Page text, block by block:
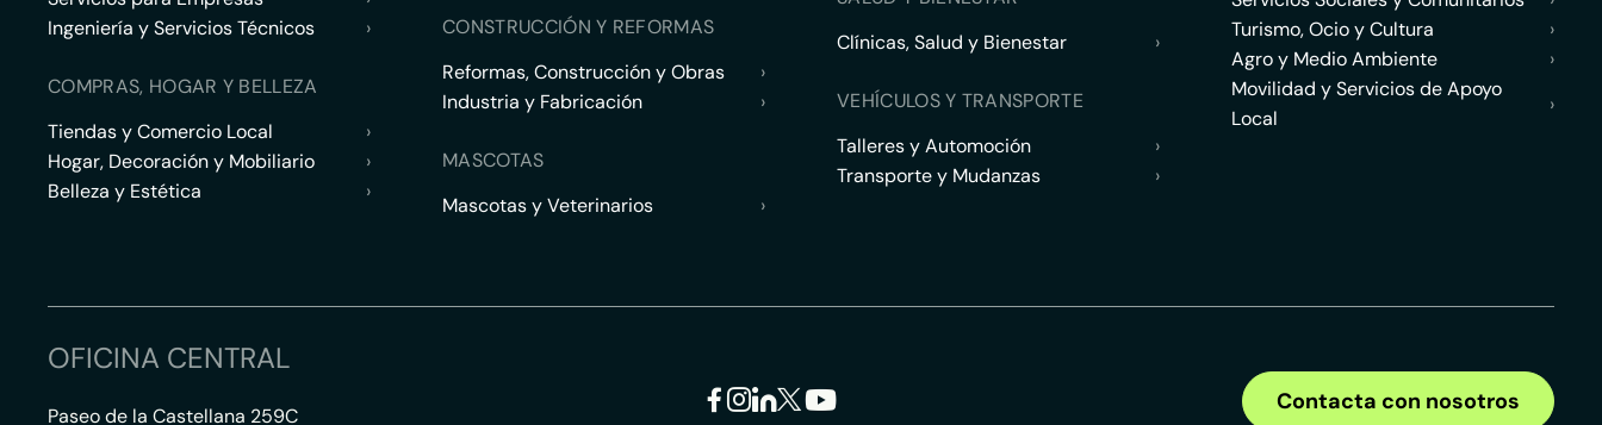
Ingeniería y Servicios Técnicos
›
COMPRAS, HOGAR Y BELLEZA
Tiendas y Comercio Local
›
Hogar, Decoración y Mobiliario
›
Belleza y Estética
›
CONSTRUCCIÓN Y REFORMAS
Reformas, Construcción y Obras
›
Industria y Fabricación
›
MASCOTAS
Mascotas y Veterinarios
›
Clínicas, Salud y Bienestar
›
VEHÍCULOS Y TRANSPORTE
Talleres y Automoción
›
Transporte y Mudanzas
›
Turismo, Ocio y Cultura
›
Agro y Medio Ambiente
›
Movilidad y Servicios de Apoyo
Local
›
OFICINA CENTRAL
Paseo de la Castellana 259C
Contacta con nosotros